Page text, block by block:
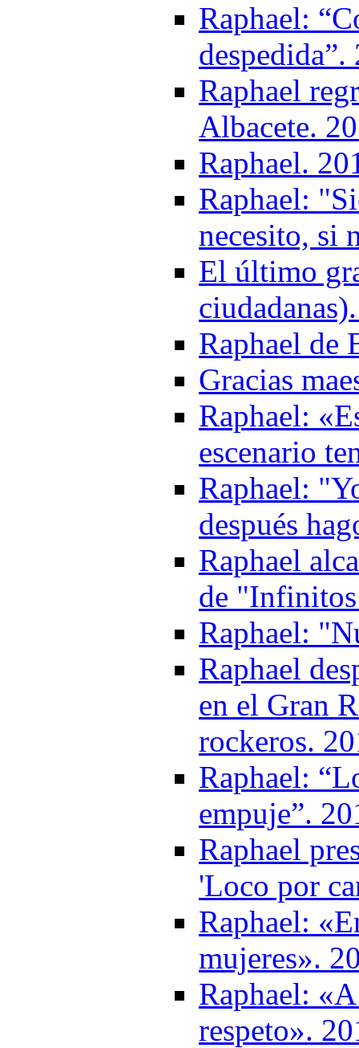
Raphael:
despedida”.
Raphael
Albacete.
Raphael.
Raphael:
necesito, si
El último
Raphael de
Gracias
Raphael:
escenario
Raphael:
después
Raphael
de
Raphael:
Raphael
en el Gran
rockeros.
Raphael:
empuje”.
Raphael
'Loco por
Raphael:
mujeres».
Raphael:
respeto».